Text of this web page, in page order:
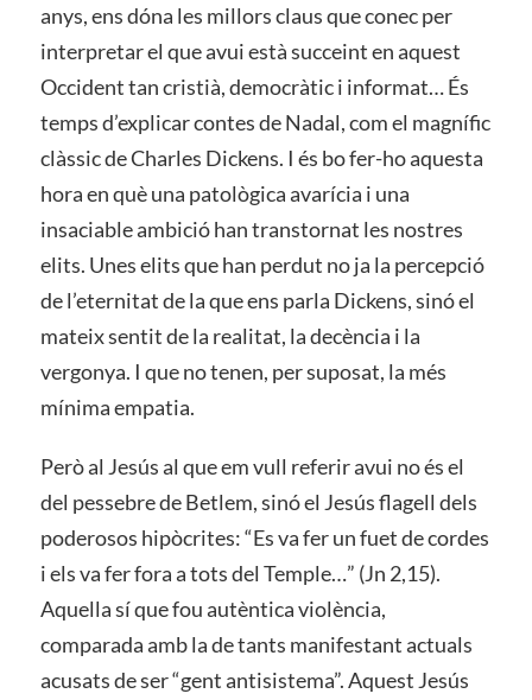
anys, ens dóna les millors claus que conec per
interpretar el que avui està succeint en aquest
Occident tan cristià, democràtic i informat… És
temps d’explicar contes de Nadal, com el magnífic
clàssic de Charles Dickens. I és bo fer-ho aquesta
hora en què una patològica avarícia i una
insaciable ambició han transtornat les nostres
elits. Unes elits que han perdut no ja la percepció
de l’eternitat de la que ens parla Dickens, sinó el
mateix sentit de la realitat, la decència i la
vergonya. I que no tenen, per suposat, la més
mínima empatia.
Però al Jesús al que em vull referir avui no és el
del pessebre de Betlem, sinó el Jesús flagell dels
poderosos hipòcrites: “Es va fer un fuet de cordes
i els va fer fora a tots del Temple…” (Jn 2,15).
Aquella sí que fou autèntica violència,
comparada amb la de tants manifestant actuals
acusats de ser “gent antisistema”. Aquest Jesús